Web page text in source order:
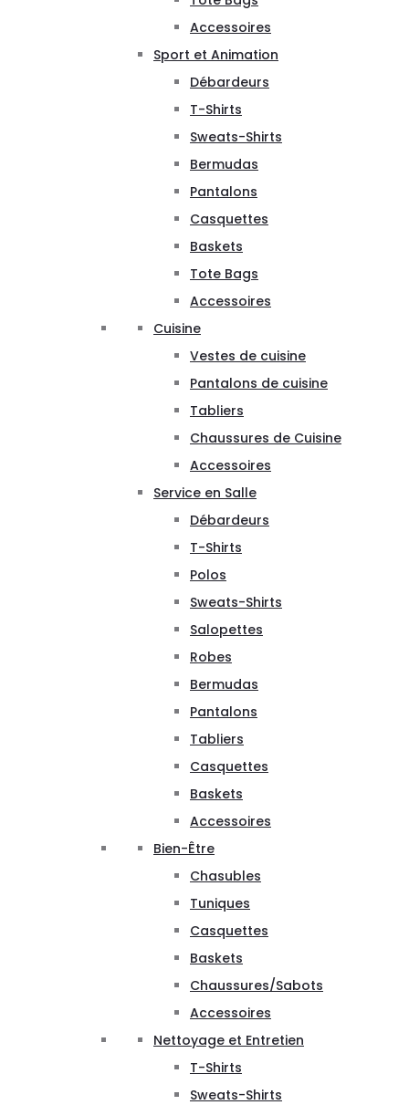
Accessoires
Sport et Animation
Débardeurs
T-Shirts
Sweats-Shirts
Bermudas
Pantalons
Casquettes
Baskets
Tote Bags
Accessoires
Cuisine
Vestes de cuisine
Pantalons de cuisine
Tabliers
Chaussures de Cuisine
Accessoires
Service en Salle
Débardeurs
T-Shirts
Polos
Sweats-Shirts
Salopettes
Robes
Bermudas
Pantalons
Tabliers
Casquettes
Baskets
Accessoires
Bien-Être
Chasubles
Tuniques
Casquettes
Baskets
Chaussures/Sabots
Accessoires
Nettoyage et Entretien
T-Shirts
Sweats-Shirts